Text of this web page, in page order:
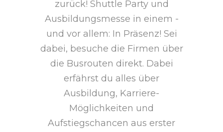
zurück! Shuttle Party und
Ausbildungsmesse in einem -
und vor allem: In Präsenz! Sei
dabei, besuche die Firmen über
die Busrouten direkt. Dabei
erfährst du alles über
Ausbildung, Karriere-
Möglichkeiten und
Aufstiegschancen aus erster